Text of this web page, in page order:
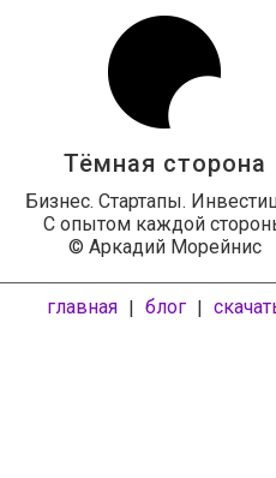
Тёмная сторона
Бизнес. Стартапы.
С опытом каждой
© Аркадий Морейнис
главная | блог |